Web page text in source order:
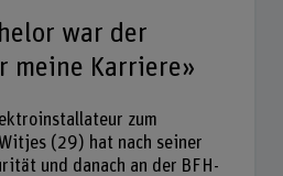
war der
meine Karriere»
zum
(29) hat nach seiner
und danach an der BFH-